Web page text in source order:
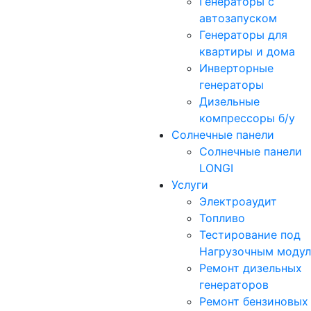
автозапуском
Генераторы для
квартиры и дома
Инверторные
генераторы
Дизельные
компрессоры б/у
Солнечные панели
Солнечные панели
LONGI
Услуги
Электроаудит
Топливо
Тестирование под
Нагрузочным
Ремонт дизельных
генераторов
Ремонт бензиновых